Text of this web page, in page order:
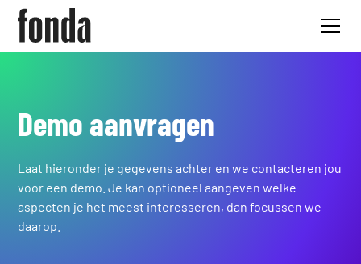
Demo aanvragen
Laat hieronder je gegevens achter en we contacteren jou
voor een demo. Je kan optioneel aangeven welke
aspecten je het meest interesseren, dan focussen we
daarop.